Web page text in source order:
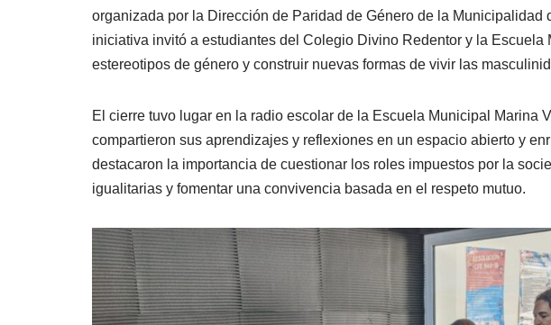
organizada por la Dirección de Paridad de Género de la Municipalidad
iniciativa invitó a estudiantes del Colegio Divino Redentor y la Escuela
estereotipos de género y construir nuevas formas de vivir las
El cierre tuvo lugar en la radio escolar de la Escuela Municipal Marina
compartieron sus aprendizajes y reflexiones en un espacio abierto y
destacaron la importancia de cuestionar los roles impuestos por la
igualitarias y fomentar una convivencia basada en el respeto mutuo.